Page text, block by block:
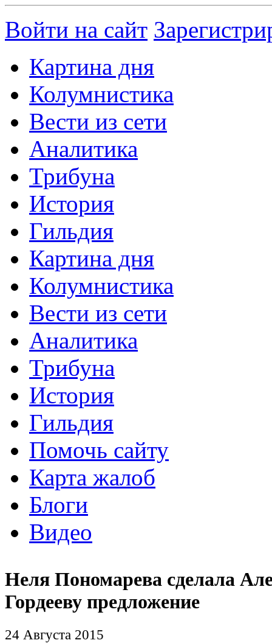
Войти на сайт
Картина дня
Колумнистика
Вести из сети
Аналитика
Трибуна
История
Гильдия
Картина дня
Колумнистика
Вести из сети
Аналитика
Трибуна
История
Гильдия
Помочь сайту
Карта жалоб
Блоги
Видео
Неля Пономарева сделала
Гордееву предложение
24 Августа 2015